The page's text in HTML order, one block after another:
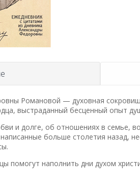
Романовой — духовная
выстраданный бесценный опыт
и долге, об отношениях в семье,
больше столетия назад,
помогут наполнить дни духом